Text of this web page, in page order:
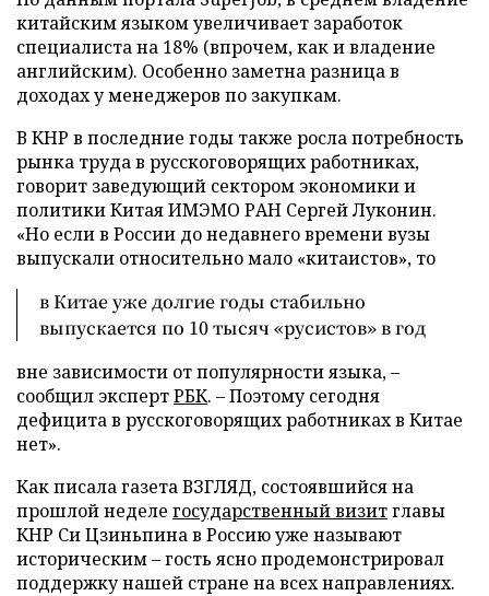
китайским языком увеличивает заработок
специалиста на 18% (впрочем, как и владение
английским). Особенно заметна разница в
доходах у менеджеров по закупкам.
В КНР в последние годы также росла потребность
рынка труда в русскоговорящих работниках,
говорит заведующий сектором экономики и
политики Китая ИМЭМО РАН Сергей Луконин.
«Но если в России до недавнего времени вузы
выпускали относительно мало «китаистов», то
в Китае уже долгие годы стабильно
выпускается по 10 тысяч «русистов» в год
вне зависимости от популярности языка, –
сообщил экспертРБК. – Поэтому сегодня
дефицита в русскоговорящих работниках в Китае
нет».
Как писала газета ВЗГЛЯД, состоявшийся на
прошлой неделе государственный визитглавы
КНР Си Цзиньпина в Россию уже называют
историческим – гость ясно продемонстрировал
поддержку нашей стране на всех направлениях.